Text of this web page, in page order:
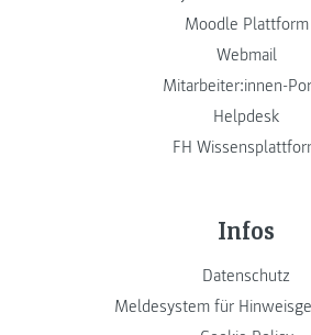
Moodle Plattform
Webmail
Mitarbeiter:innen-
Helpdesk
FH
Infos
Datenschutz
Meldesystem für